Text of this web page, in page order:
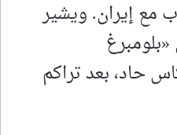
مع إيران. ويشير
«بلومبرغ
حاد، بعد تراكم